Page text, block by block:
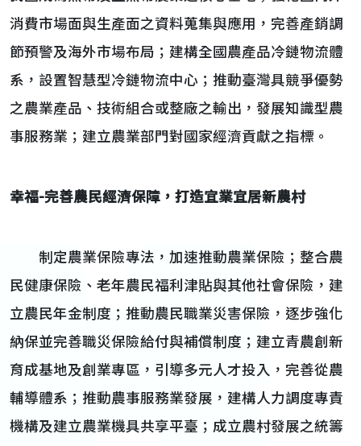
消費市場面與生產面之資料蒐集與應用，完善產銷調
節預警及海外市場布局；建構全國農產品冷鏈物流體
系，設置智慧型冷鏈物流中心；推動臺灣具競爭優勢
之農業產品、技術組合或整廠之輸出，發展知識型農
事服務業；建立農業部門對國家經濟貢獻之指標。
幸福-完善農民經濟保障，打造宜業宜居新農村
制定農業保險專法，加速推動農業保險；整合農
民健康保險、老年農民福利津貼與其他社會保險，建
立農民年金制度；推動農民職業災害保險，逐步強化
納保並完善職災保險給付與補償制度；建立青農創新
育成基地及創業專區，引導多元人才投入，完善從農
輔導體系；推動農事服務業發展，建構人力調度專責
機構及建立農業機具共享平臺；成立農村發展之統籌